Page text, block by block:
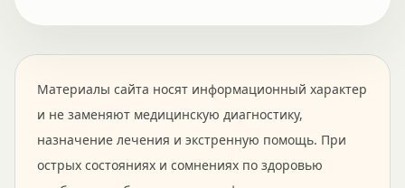
Материалы сайта носят информационный характер
и не заменяют медицинскую диагностику,
назначение лечения и экстренную помощь. При
острых состояниях и сомнениях по здоровью